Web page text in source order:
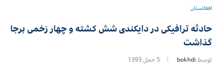
افغانستان
حادثه ترافیکی در دایکندی شش کشته و چهار زخمی برجا
گذاشت
توسط bokhdi 5 حمل 1393